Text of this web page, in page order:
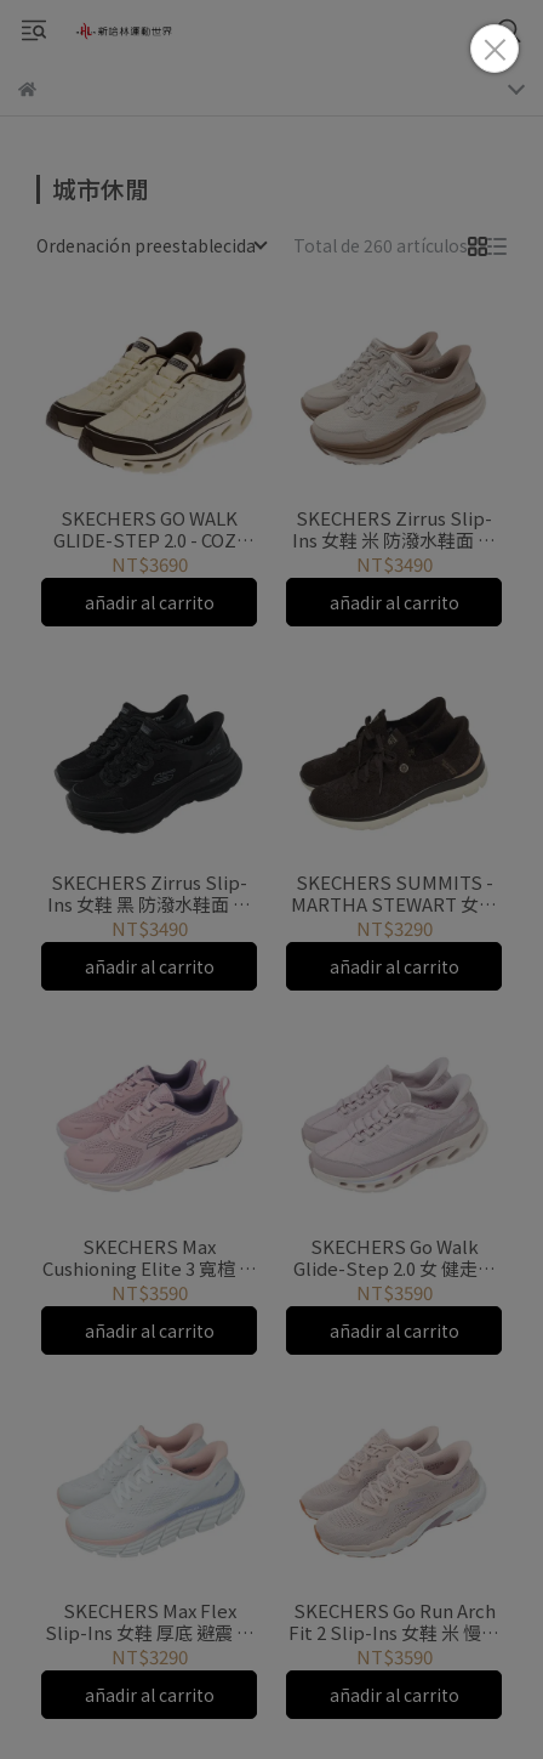
城市休閒
Ordenación preestablecida Total de 260 artículos
SKECHERS GO WALK
GLIDE-STEP 2.0 - COZY
FIT 健走鞋 瞬穿
217035TNBR
NT$3690
añadir al carrito
SKECHERS Zirrus Slip-
Ins 女鞋 米 防潑水鞋面 厚
底 緩衝 支撐 180265TAN
NT$3490
añadir al carrito
SKECHERS Zirrus Slip-
Ins 女鞋 黑 防潑水鞋面 厚
底 緩衝 支撐 180265BBK
NT$3490
añadir al carrito
SKECHERS SUMMITS -
MARTHA STEWART 女鞋
棕 針織 緩衝 150285BRN
NT$3290
añadir al carrito
SKECHERS Max
Cushioning Elite 3 寬楦 慢
跑 運動鞋女鞋 粉紅 厚底
129720WPNK
NT$3590
añadir al carrito
SKECHERS Go Walk
Glide-Step 2.0 女 健走鞋
粉紫 休閒鞋
125156WLTMV
NT$3590
añadir al carrito
SKECHERS Max Flex
Slip-Ins 女鞋 厚底 避震 慢
跑鞋 運動鞋 129760WMLT
NT$3290
añadir al carrito
SKECHERS Go Run Arch
Fit 2 Slip-Ins 女鞋 米 慢跑
鞋 避震 129220NAT
NT$3590
añadir al carrito